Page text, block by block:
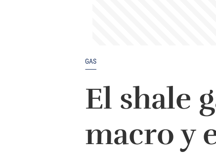
GAS
El shale
macro y